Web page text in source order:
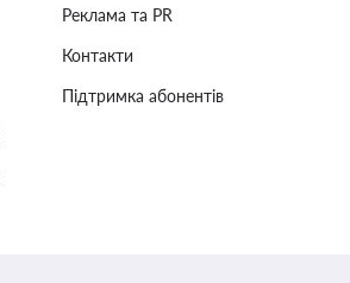
Реклама та PR
Контакти
Підтримка абонентів